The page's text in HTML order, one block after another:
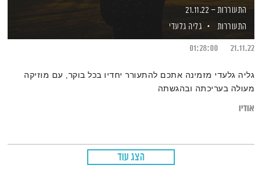
התעוררות – 21.11.22
התעוררות
גליה גלעדי
21.11.22
01:28:00
גליה גלעדי מזמינה אתכם להתעורר יחדיו בכל בוקר, עם מוזיקה
מעולה בעריכתה ובהגשתה
אודיו
הצג עוד